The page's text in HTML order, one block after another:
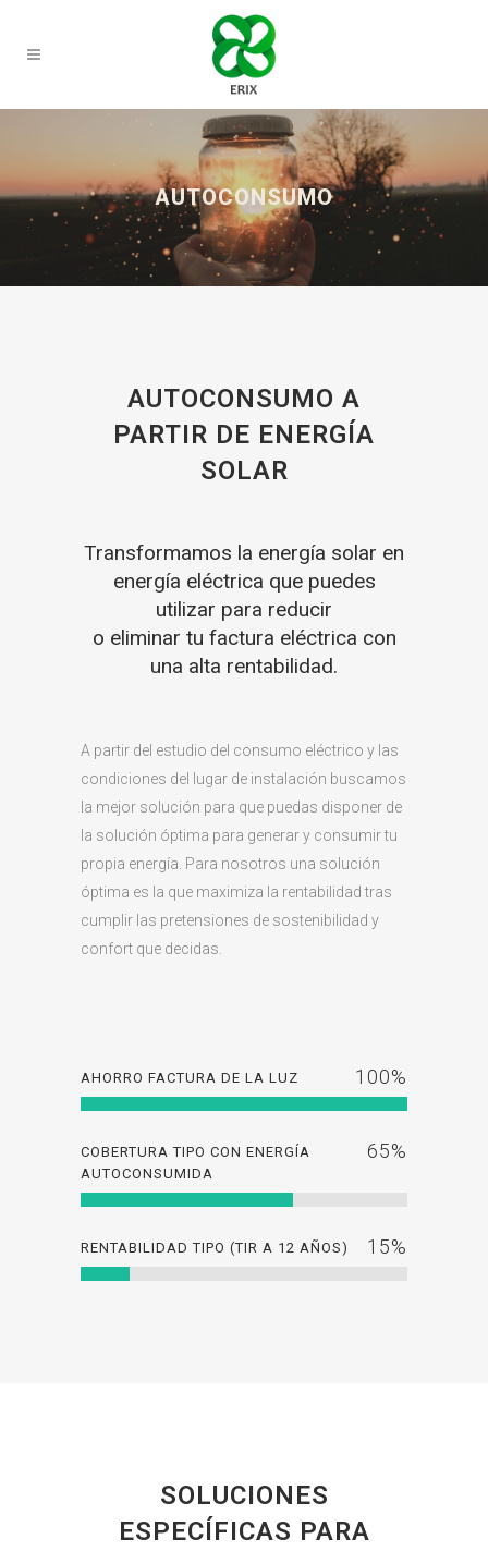
AUTOCONSUMO
AUTOCONSUMO A
PARTIR DE ENERGÍA
SOLAR
Transformamos la energía solar en
energía eléctrica que puedes
utilizar para reducir
o eliminar tu factura eléctrica con
una alta rentabilidad.
A partir del estudio del consumo eléctrico y las
condiciones del lugar de instalación buscamos
la mejor solución para que puedas disponer de
la solución óptima para generar y consumir tu
propia energía. Para nosotros una solución
óptima es la que maximiza la rentabilidad tras
cumplir las pretensiones de sostenibilidad y
confort que decidas.
AHORRO FACTURA DE LA LUZ 100%
COBERTURA TIPO CON ENERGÍA
AUTOCONSUMIDA
65%
RENTABILIDAD TIPO (TIR A 12 AÑOS) 15%
SOLUCIONES
ESPECÍFICAS PARA